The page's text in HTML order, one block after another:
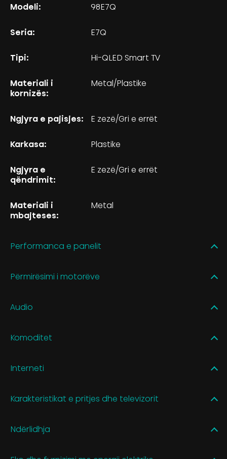
Modeli: 98E7Q
Seria: E7Q
Tipi: Hi-QLED Smart TV
Materiali i
kornizës:
Metal/Plastike
Ngjyra e pajisjes: E zezë/Gri e errët
Karkasa: Plastike
Ngjyra e
qëndrimit:
E zezë/Gri e errët
Materiali i
mbajteses:
Metal
Performanca e panelit
Përmirësimi i motorëve
Audio
Komoditet
Interneti
Karakteristikat e pritjes dhe televizorit
Ndërlidhja